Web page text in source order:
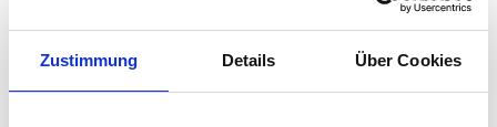
Zustimmung Details Über Cookies